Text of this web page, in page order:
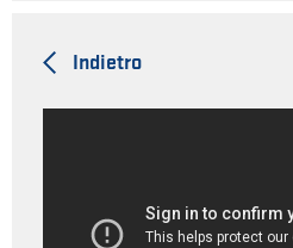
Indietro